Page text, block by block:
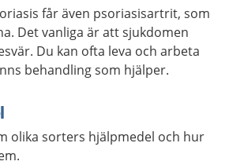
får även psoriasisartrit, som
Det vanliga är att sjukdomen
Du kan ofta leva och arbeta
behandling som hjälper.
olika sorters hjälpmedel och hur